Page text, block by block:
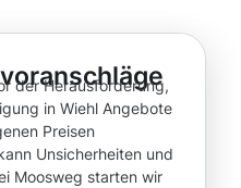
der Herausforderung,
in Wiehl Angebote
Preisen
Unsicherheiten und
Moosweg starten wir